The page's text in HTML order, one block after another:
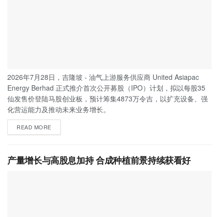
2026年7月28日，吉隆坡 - 油气上游服务供应商 United Asiapac
Energy Berhad 正式推介首次公开募股（IPO）计划，拟以每股35
仙发售价登陆马股创业板，预计筹集4873万令吉，以扩充设备、强
化营运能力及推动未来业务增长。
READ MORE
产量增长与高股息加持 合成种植前景持续获看好